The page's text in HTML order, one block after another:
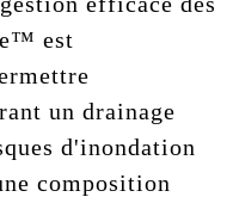
est
un drainage
d'inondation
composition